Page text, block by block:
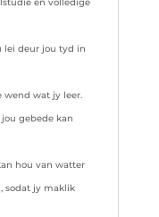
lei deur jou tyd in
wend wat jy leer.
jou gebede kan
hou van watter
sodat jy maklik